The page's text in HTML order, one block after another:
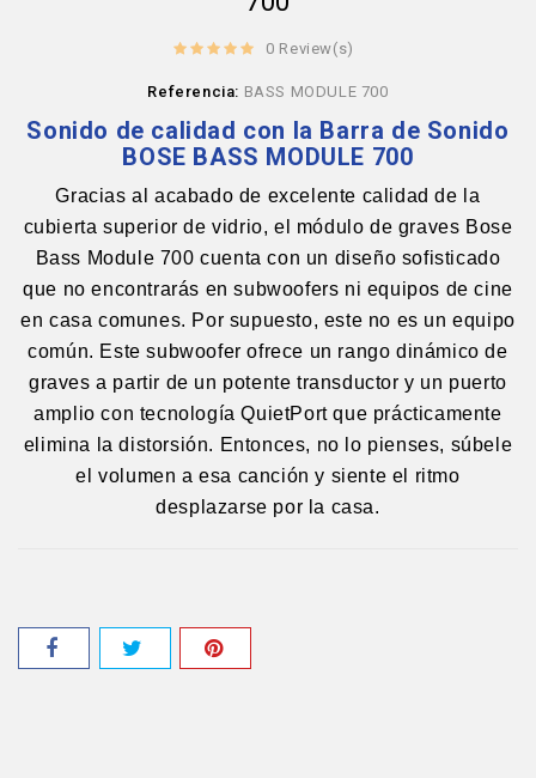
0 Review(s)
Referencia: BASS MODULE 700
Sonido de calidad con la Barra de Sonido
BOSE BASS MODULE 700
Gracias al acabado de excelente calidad de la
cubierta superior de vidrio, el módulo de graves Bose
Bass Module 700 cuenta con un diseño sofisticado
que no encontrarás en subwoofers ni equipos de cine
en casa comunes. Por supuesto, este no es un equipo
común. Este subwoofer ofrece un rango dinámico de
graves a partir de un potente transductor y un puerto
amplio con tecnología QuietPort que prácticamente
elimina la distorsión. Entonces, no lo pienses, súbele
el volumen a esa canción y siente el ritmo
desplazarse por la casa.